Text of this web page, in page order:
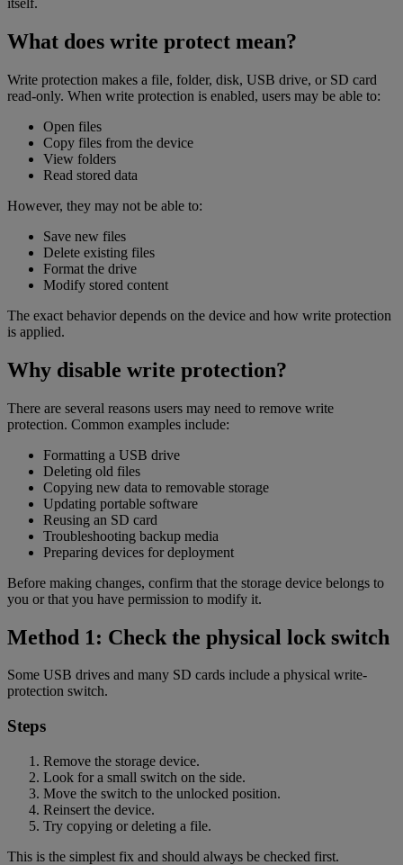
itself.
What does write protect mean?
Write protection makes a file, folder, disk, USB drive, or SD card
read-only. When write protection is enabled, users may be able to:
Open files
Copy files from the device
View folders
Read stored data
However, they may not be able to:
Save new files
Delete existing files
Format the drive
Modify stored content
The exact behavior depends on the device and how write protection
is applied.
Why disable write protection?
There are several reasons users may need to remove write
protection. Common examples include:
Formatting a USB drive
Deleting old files
Copying new data to removable storage
Updating portable software
Reusing an SD card
Troubleshooting backup media
Preparing devices for deployment
Before making changes, confirm that the storage device belongs to
you or that you have permission to modify it.
Method 1: Check the physical lock switch
Some USB drives and many SD cards include a physical write-
protection switch.
Steps
Remove the storage device.
Look for a small switch on the side.
Move the switch to the unlocked position.
Reinsert the device.
Try copying or deleting a file.
This is the simplest fix and should always be checked first.